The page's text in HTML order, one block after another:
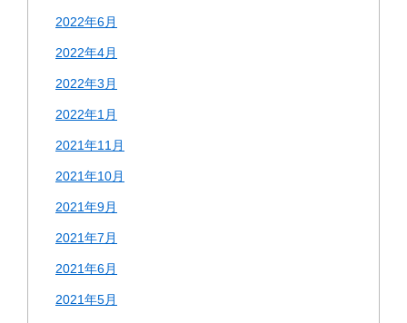
2022年6月
2022年4月
2022年3月
2022年1月
2021年11月
2021年10月
2021年9月
2021年7月
2021年6月
2021年5月